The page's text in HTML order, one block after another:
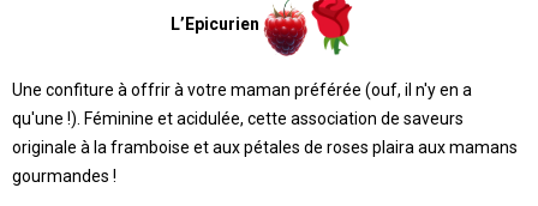
L’Epicurien
Une confiture à offrir à votre maman préférée (ouf, il n'y en a
qu'une !). Féminine et acidulée, cette association de saveurs
originale à la framboise et aux pétales de roses plaira aux mamans
gourmandes !